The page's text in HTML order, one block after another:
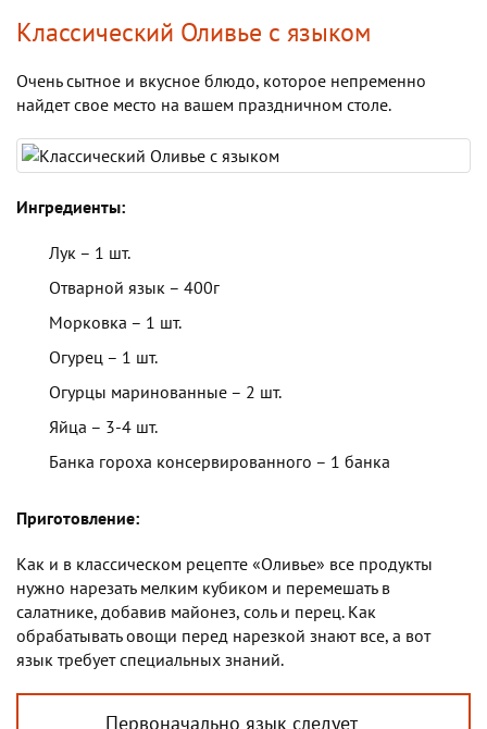
Классический Оливье с языком
Очень сытное и вкусное блюдо, которое непременно
найдет свое место на вашем праздничном столе.
Ингредиенты:
Лук – 1 шт.
Отварной язык – 400г
Морковка – 1 шт.
Огурец – 1 шт.
Огурцы маринованные – 2 шт.
Яйца – 3-4 шт.
Банка гороха консервированного – 1 банка
Приготовление:
Как и в классическом рецепте «Оливье» все продукты
нужно нарезать мелким кубиком и перемешать в
салатнике, добавив майонез, соль и перец. Как
обрабатывать овощи перед нарезкой знают все, а вот
язык требует специальных знаний.
Первоначально язык следует